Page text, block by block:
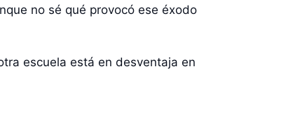
no sé qué provocó ese éxodo
escuela está en desventaja en